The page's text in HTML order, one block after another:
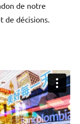
de notre
de décisions.